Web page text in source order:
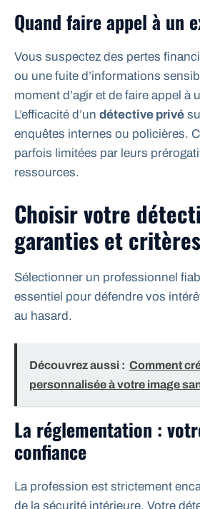
Quand faire appel à un
Vous suspectez des pertes
ou une fuite d’informations
moment d’agir et de faire appel à
L’efficacité d’un détective privé
enquêtes internes ou policières.
parfois limitées par leurs
ressources.
Choisir votre
garanties et
Sélectionner un professionnel
essentiel pour défendre vos
au hasard.
Découvrez aussi : Comment
personnalisée à votre image
La réglementation :
confiance
La profession est strictement
de la sécurité intérieure. Votre